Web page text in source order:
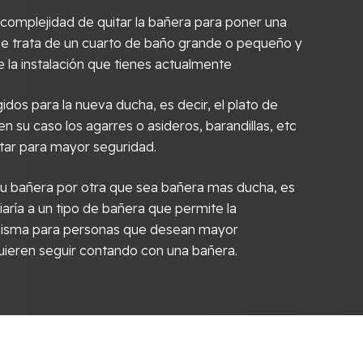
de quitar la bañera para poner una
trata de un cuarto de baño grande o pequeño y
la instalación que tienes actualmente
para la nueva ducha, es decir, el plato de
su caso los agarres o asideros, barandillas, etc
para mayor seguridad.
bañera por otra que sea bañera mas ducha, es
a un tipo de bañera que permite la
para personas que desean mayor
seguir contando con una bañera.